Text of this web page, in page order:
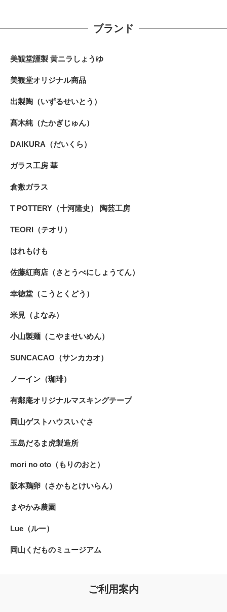
ブランド
美観堂謹製 黄ニラしょうゆ
美観堂オリジナル商品
出製陶（いずるせいとう）
髙木純（たかぎじゅん）
DAIKURA（だいくら）
ガラス工房 華
倉敷ガラス
T POTTERY（十河隆史） 陶芸工房
TEORI（テオリ）
はれもけも
佐藤紅商店（さとうべにしょうてん）
幸徳堂（こうとくどう）
米見（よなみ）
小山製麺（こやませいめん）
SUNCACAO（サンカカオ）
ノーイン（珈琲）
有鄰庵オリジナルマスキングテープ
岡山ゲストハウスいぐさ
玉島だるま虎製造所
mori no oto（もりのおと）
阪本鶏卵（さかもとけいらん）
まやかみ農園
Lue（ルー）
岡山くだものミュージアム
ご利用案内